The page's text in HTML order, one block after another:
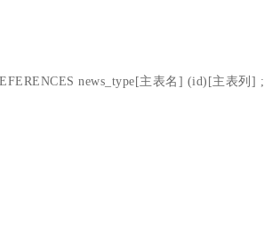
news_type[主表名] (id)[主表列] ;